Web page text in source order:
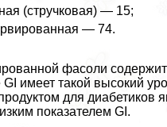
(стручковая) — 15;
— 74.
фасоли
GI имеет такой высокий
для диабетиков
показателем GI.